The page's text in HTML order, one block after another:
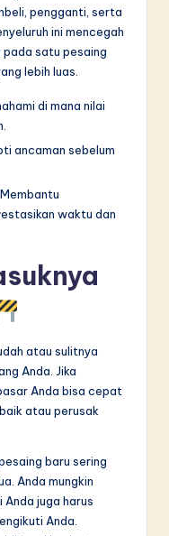
pengganti, serta
ini mencegah
pada satu pesaing
lebih luas.
di mana nilai
ancaman sebelum
Membantu
waktu dan
atau sulitnya
Anda. Jika
Anda bisa cepat
atau perusak
baru sering
Anda mungkin
juga harus
Anda.